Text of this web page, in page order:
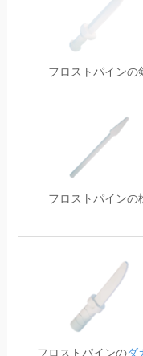
フロストパインの
フロストパインの
フロストパインのダ